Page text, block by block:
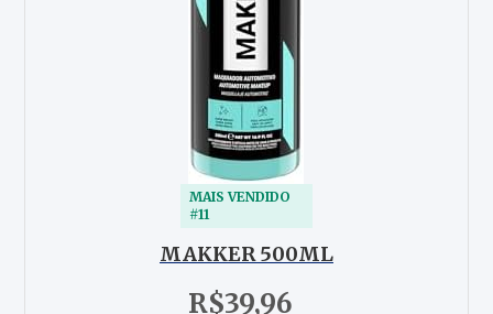
MAIS VENDIDO
#11
MAKKER 500ML
R$39,96